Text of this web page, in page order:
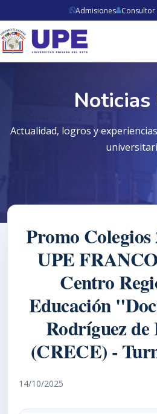
Admisiones Consultor
Noticias
Actualidad, logros y
Promo Colegios
UPE
Centro
Educación
Rodríguez
(CRECE) -
14/10/2025